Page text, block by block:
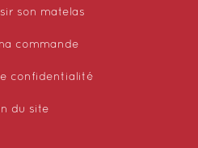
son matelas
commande
confidentialité
du site